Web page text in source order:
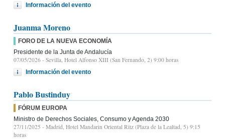
Información del evento
Juanma Moreno
FORO DE LA NUEVA ECONOMÍA
Presidente de la Junta de Andalucía
07/05/2026 - Sevilla, Hotel Alfonso XIII (San Fernando, 2) 9:00 horas
Información del evento
Pablo Bustinduy
FÓRUM EUROPA
Ministro de Derechos Sociales, Consumo y Agenda 2030
27/11/2025 - Madrid, Hotel Mandarin Oriental Ritz (Plaza de la Lealtad, 5) 9:15
horas